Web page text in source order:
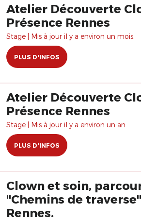
Atelier Découverte
Présence Rennes
Stage | Mis à jour il y a environ un mois.
PLUS D'INFOS
Atelier Découverte
Présence Rennes
Stage | Mis à jour il y a environ un an.
PLUS D'INFOS
Clown et soin,
"Chemins de
Rennes.